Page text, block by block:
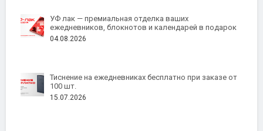
УФ лак — премиальная отделка ваших
ежедневников, блокнотов и календарей в подарок
04.08.2026
Тиснение на ежедневниках бесплатно при заказе от
100 шт.
15.07.2026